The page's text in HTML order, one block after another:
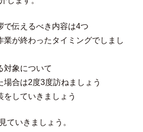
で伝えるべき内容は4つ
業が終わったタイミングでしまし
対象について
場合は2度3度訪ねましょう
をしていきましょう
ていきましょう。